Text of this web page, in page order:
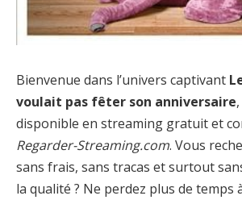
Bienvenue dans l’univers captivant
voulait pas fêter son anniversaire
disponible en streaming gratuit et
Regarder-Streaming.com. Vous
sans frais, sans tracas et surtout
la qualité ? Ne perdez plus de temps